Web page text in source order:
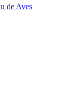
de Aves